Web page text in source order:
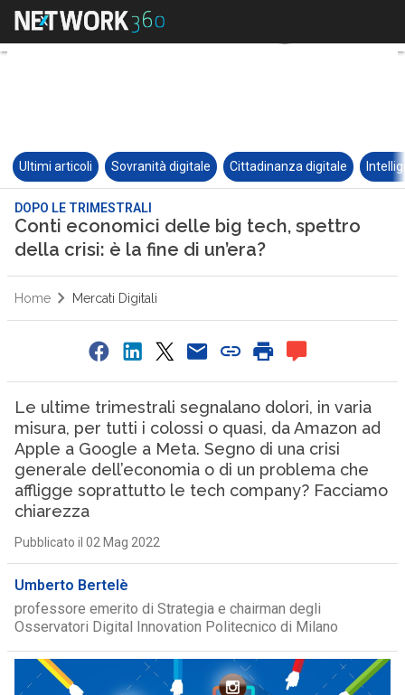
Ultimi articoli Sovranità digitale Cittadinanza digitale
DOPO LE TRIMESTRALI
Conti economici delle big tech, spettro
della crisi: è la fine di un’era?
Home Mercati Digitali
Le ultime trimestrali segnalano dolori, in varia
misura, per tutti i colossi o quasi, da Amazon ad
Apple a Google a Meta. Segno di una crisi
generale dell’economia o di un problema che
affligge soprattutto le tech company? Facciamo
chiarezza
Pubblicato il 02 Mag 2022
Umberto Bertelè
professore emerito di Strategia e chairman degli
Osservatori Digital Innovation Politecnico di Milano